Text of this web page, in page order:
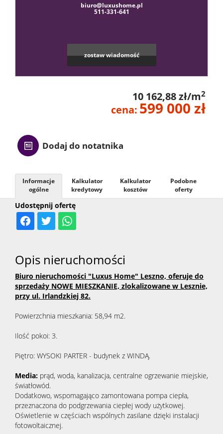
biuro@luxushome.pl
511-331-641
zostaw wiadomość
10 162,88 zł/m2
cena: 599 000 zł
Dodaj do notatnika
Udostępnij ofertę
Informacje
ogólne
Kalkulator
kredytowy
Kalkulator
kosztów
Podobne
oferty
Opis nieruchomości
Biuro nieruchomości "Luxus Home" Leszno, oferuje do
sprzedaży NOWE MIESZKANIE, zlokalizowane w Lesznie,
przy ul. Irlandzkiej 82.
Powierzchnia mieszkania: 58,94 m2.
Ilość pokoi: 3.
Piętro: WYSOKI PARTER - budynek z WINDĄ.
Media: prąd, woda, kanalizacja, centralne ogrzewanie miejskie,
światłowód.
Dodatkowo, wspomagająco zamontowana pompa ciepła,
przeznaczona do podgrzewania ciepłej wody użytkowej.
Oświetlenie w częściach wspólnych zasilane dzięki instalacji
fotowoltaicznej.